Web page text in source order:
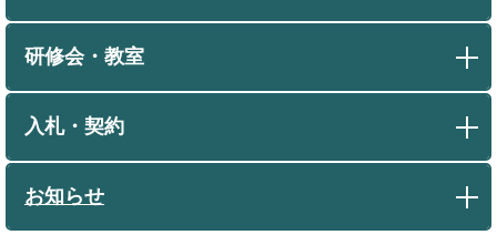
研修会・教室
入札・契約
お知らせ